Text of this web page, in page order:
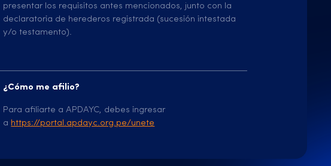
presentar los requisitos antes mencionados, junto con la
declaratoria de herederos registrada (sucesión intestada
y/o testamento).
¿Cómo me afilio?
Para afiliarte a APDAYC, debes ingresar
a https://portal.apdayc.org.pe/unete